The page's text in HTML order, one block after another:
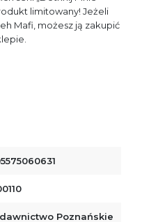
limitowany! Jeżeli
Mafi, możesz ją zakupić
Poznańskie